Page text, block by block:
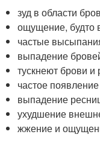
зуд в области
ощущение, будто
частые
выпадение
тускнеют брови и
частое
выпадение
ухудшение
жжение и